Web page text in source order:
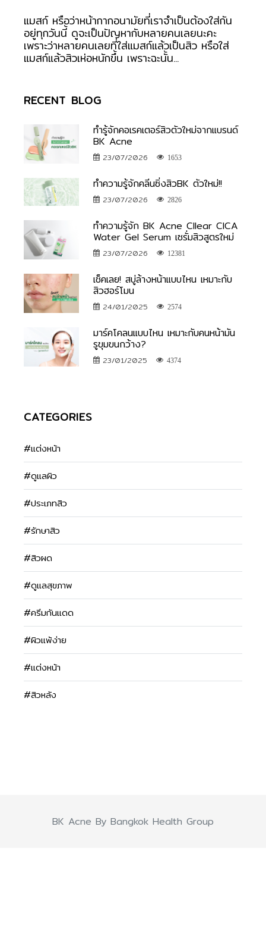
แมสก์ หรือว่าหน้ากากอนามัยที่เราจำเป็นต้องใส่กัน
อยู่ทุกวันนี้ ดูจะเป็นปัญหากับหลายคนเลยนะคะ
เพราะว่าหลายคนเลยที่ใส่แมสก์แล้วเป็นสิว หรือใส่
แมสก์แล้วสิวเห่อหนักขึ้น เพราะฉะนั้น...
RECENT BLOG
ทำรู้จักคอเรคเตอร์สิวตัวใหม่จากแบรนด์
BK Acne
23/07/2026 1653
ทำความรู้จักคลีนซิ่งสิวBK ตัวใหม่!!
23/07/2026 2826
ทำความรู้จัก BK Acne Cllear CICA
Water Gel Serum เซรั่มสิวสูตรใหม่
23/07/2026 12381
เช็คเลย! สบู่ล้างหน้าแบบไหน เหมาะกับ
สิวฮอร์โมน
24/01/2025 2574
มาร์คโคลนแบบไหน เหมาะกับคนหน้ามัน
รูขุมขนกว้าง?
23/01/2025 4374
CATEGORIES
#แต่งหน้า
#ดูแลผิว
#ประเภทสิว
#รักษาสิว
#สิวผด
#ดูแลสุขภาพ
#ครีมกันแดด
#ผิวแพ้ง่าย
#แต่งหน้า
#สิวหลัง
BK Acne By Bangkok Health Group